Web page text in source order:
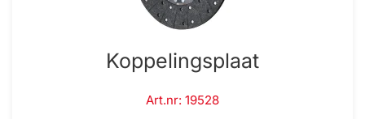
Koppelingsplaat
Art.nr: 19528